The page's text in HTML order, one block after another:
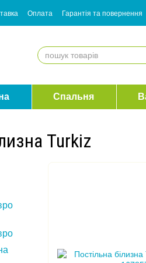
Оплата
Гарантія та повернення
Спальня
Turkiz